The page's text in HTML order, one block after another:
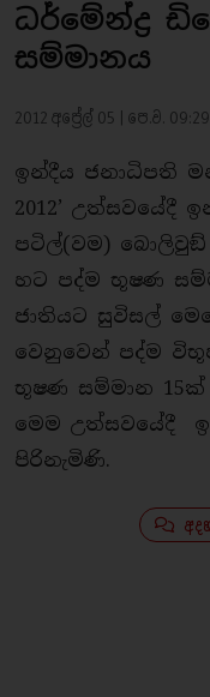
ධර්මේන්ද්‍ර
සම්මානය
2012 අප්‍රේල් 05 | පෙ.ව. 09:29
ඉන්දීය ජනාධිපති
2012’ උත්සවයේදී
පටිල්(වම)
හට පද්ම භූෂණ
ජාතියට සුවිසල්
වෙනුවෙන් පද්ම
භූෂණ සම්මාන 15ක්
මෙම උත්සවයේදී
පිරිනැමිණි.